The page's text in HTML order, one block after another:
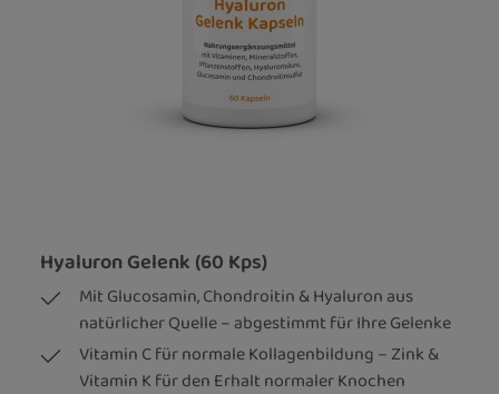
Hyaluron Gelenk (60 Kps)
Mit Glucosamin, Chondroitin & Hyaluron aus
natürlicher Quelle – abgestimmt für Ihre Gelenke
Vitamin C für normale Kollagenbildung – Zink &
Vitamin K für den Erhalt normaler Knochen